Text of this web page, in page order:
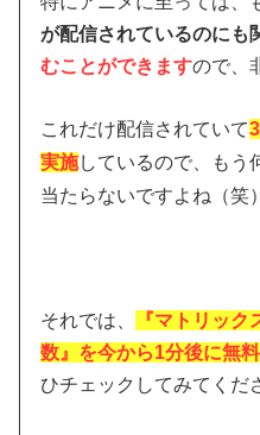
が配信されているのにも
むことができますので、
これだけ配信されていて
実施しているので、もう
当たらないですよね（笑）
それでは、
『マトリッ
数』を今から1分後に無
ひチェックしてみてくだ